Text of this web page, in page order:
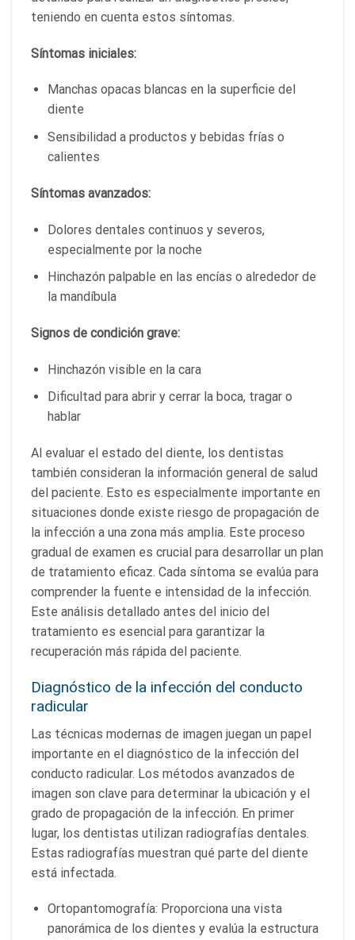
teniendo en cuenta estos síntomas.
Síntomas iniciales:
Manchas opacas blancas en la superficie del
diente
Sensibilidad a productos y bebidas frías o
calientes
Síntomas avanzados:
Dolores dentales continuos y severos,
especialmente por la noche
Hinchazón palpable en las encías o alrededor de
la mandíbula
Signos de condición grave:
Hinchazón visible en la cara
Dificultad para abrir y cerrar la boca, tragar o
hablar
Al evaluar el estado del diente, los dentistas
también consideran la información general de salud
del paciente. Esto es especialmente importante en
situaciones donde existe riesgo de propagación de
la infección a una zona más amplia. Este proceso
gradual de examen es crucial para desarrollar un plan
de tratamiento eficaz. Cada síntoma se evalúa para
comprender la fuente e intensidad de la infección.
Este análisis detallado antes del inicio del
tratamiento es esencial para garantizar la
recuperación más rápida del paciente.
Diagnóstico de la infección del conducto
radicular
Las técnicas modernas de imagen juegan un papel
importante en el diagnóstico de la infección del
conducto radicular. Los métodos avanzados de
imagen son clave para determinar la ubicación y el
grado de propagación de la infección. En primer
lugar, los dentistas utilizan radiografías dentales.
Estas radiografías muestran qué parte del diente
está infectada.
Ortopantomografía: Proporciona una vista
panorámica de los dientes y evalúa la estructura